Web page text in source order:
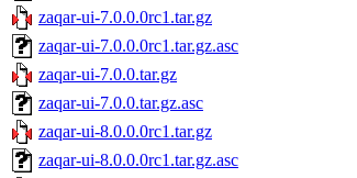
zaqar-ui-7.0.0.0rc1.tar.gz
zaqar-ui-7.0.0.0rc1.tar.gz.asc
zaqar-ui-7.0.0.tar.gz
zaqar-ui-7.0.0.tar.gz.asc
zaqar-ui-8.0.0.0rc1.tar.gz
zaqar-ui-8.0.0.0rc1.tar.gz.asc